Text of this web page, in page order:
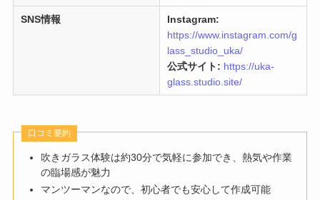
SNS情報
Instagram:
https://www.instagram.com/g
lass_studio_uka/
公式サイト: https://uka-
glass.studio.site/
口コミ要約
吹きガラス体験は約30分で気軽に参加でき、熱気や作業
の臨場感が魅力
マンツーマンなので、初心者でも安心して作成可能